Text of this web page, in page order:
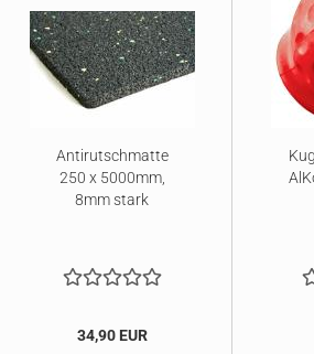
Antirutschmatte
250 x 5000mm,
8mm stark
34,90 EUR